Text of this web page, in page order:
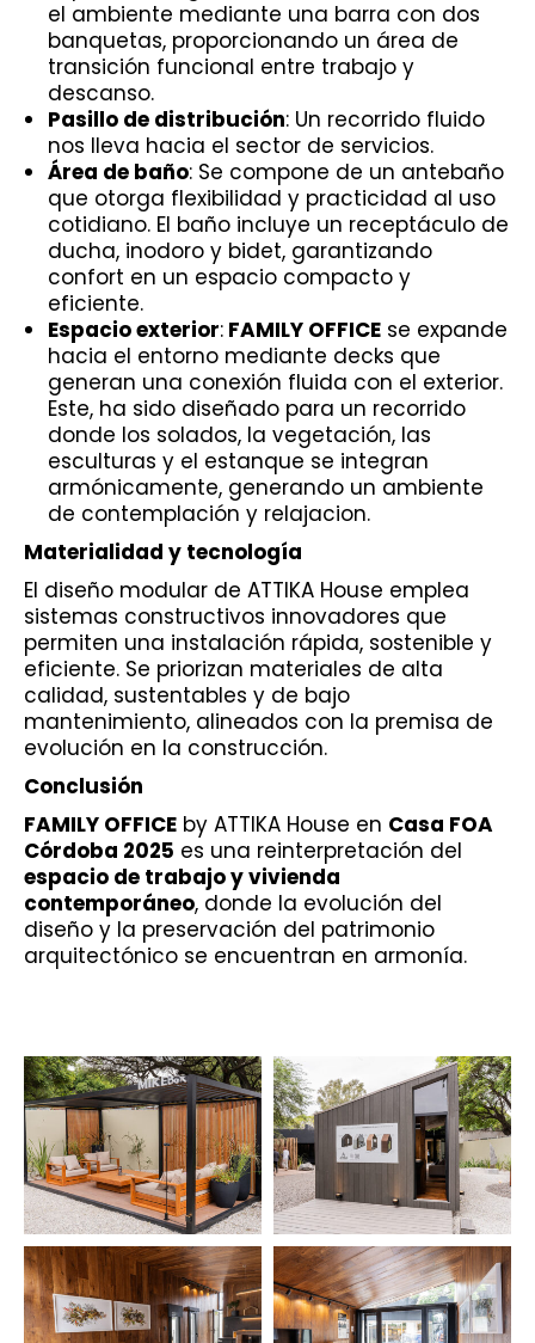
el ambiente mediante una barra con dos
banquetas, proporcionando un área de
transición funcional entre trabajo y
descanso.
Pasillo de distribución: Un recorrido fluido
nos lleva hacia el sector de servicios.
Área de baño: Se compone de un antebaño
que otorga flexibilidad y practicidad al uso
cotidiano. El baño incluye un receptáculo de
ducha, inodoro y bidet, garantizando
confort en un espacio compacto y
eficiente.
Espacio exterior: FAMILY OFFICE se expande
hacia el entorno mediante decks que
generan una conexión fluida con el exterior.
Este, ha sido diseñado para un recorrido
donde los solados, la vegetación, las
esculturas y el estanque se integran
armónicamente, generando un ambiente
de contemplación y relajacion.
Materialidad y tecnología
El diseño modular de ATTIKA House emplea
sistemas constructivos innovadores que
permiten una instalación rápida, sostenible y
eficiente. Se priorizan materiales de alta
calidad, sustentables y de bajo
mantenimiento, alineados con la premisa de
evolución en la construcción.
Conclusión
FAMILY OFFICE by ATTIKA House en Casa FOA
Córdoba 2025 es una reinterpretación del
espacio de trabajo y vivienda
contemporáneo, donde la evolución del
diseño y la preservación del patrimonio
arquitectónico se encuentran en armonía.